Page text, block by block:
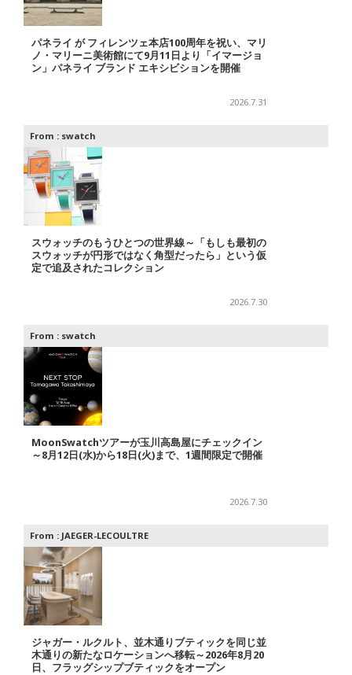
パネライ が フィレンツェ本店100周年を祝い、マリ
ノ・マリーニ美術館にて9月11日より「イマージョ
ン」パネライ ブランド エキシビションを開催
2026.7.31
From : swatch
スウォッチのもうひとつの世界線～「もしも最初の
スウォッチが円形ではなく角型だったら」という仮
定で追及されたコレクション
2026.7.30
From : swatch
MoonSwatchツアーが玉川高島屋にチェックイン
～8月12日(水)から18日(火)まで、1週間限定で開催
2026.7.30
From : JAEGER-LECOULTRE
ジャガー・ルクルト、並木通りブティックを同じ並
木通りの新たなロケーションへ移転～2026年8月20
日、フラッグシップブティックをオープン